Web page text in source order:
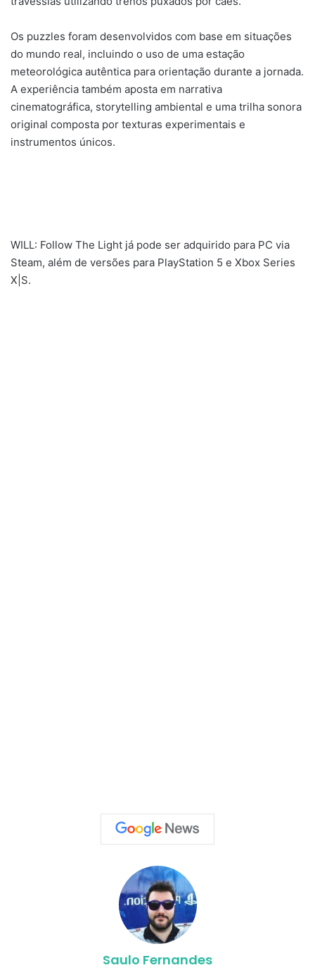
Os puzzles foram desenvolvidos com base em situações
do mundo real, incluindo o uso de uma estação
meteorológica autêntica para orientação durante a jornada.
A experiência também aposta em narrativa
cinematográfica, storytelling ambiental e uma trilha sonora
original composta por texturas experimentais e
instrumentos únicos.
WILL: Follow The Light já pode ser adquirido para PC via
Steam, além de versões para PlayStation 5 e Xbox Series
X|S.
Saulo Fernandes